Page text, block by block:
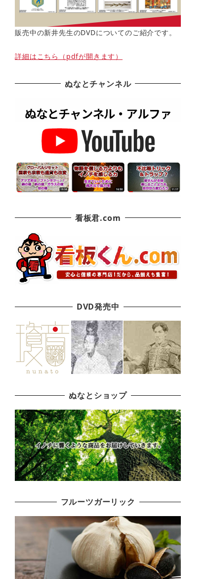
販売中の新井先生のDVDについてのご紹介です。
詳細はこちら（pdfが開きます）
ぬなとチャンネル
看板君.com
DVD発売中
ぬなとショップ
フルーツガーリック